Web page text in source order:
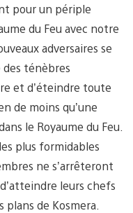
pour un périple
du Feu avec notre
adversaires se
des ténèbres
et d’éteindre toute
de moins qu’une
le Royaume du Feu.
plus formidables
ne s’arrêteront
leurs chefs
de Kosmera.